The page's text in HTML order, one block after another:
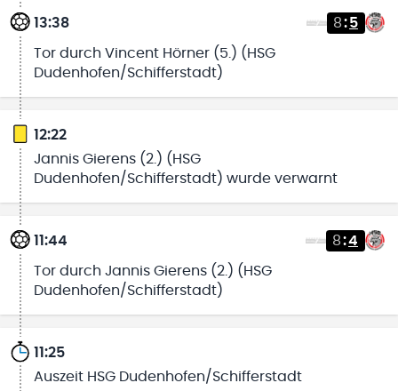
13:38 8:5
Tor durch Vincent Hörner (5.) (HSG
Dudenhofen/Schifferstadt)
12:22
Jannis Gierens (2.) (HSG
Dudenhofen/Schifferstadt) wurde verwarnt
11:44 8:4
Tor durch Jannis Gierens (2.) (HSG
Dudenhofen/Schifferstadt)
11:25
Auszeit HSG Dudenhofen/Schifferstadt